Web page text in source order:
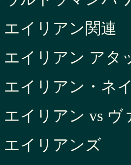
エイリアン関連
エイリアン アタ
エイリアン・ネ
エイリアン vs
エイリアンズ